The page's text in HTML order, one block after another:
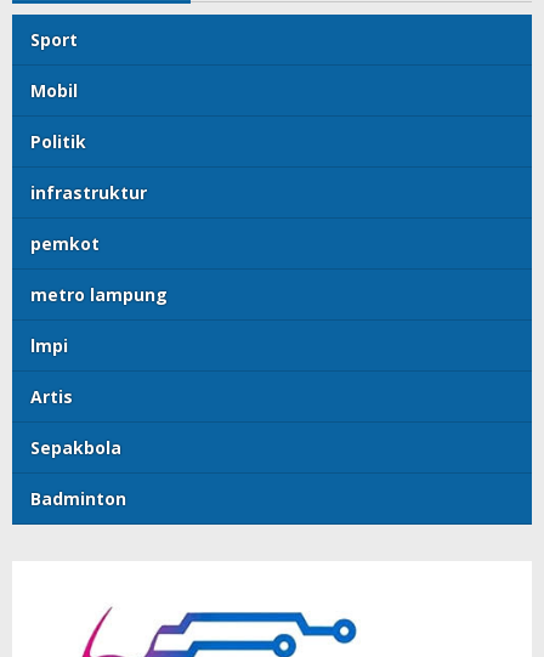
Sport
Mobil
Politik
infrastruktur
pemkot
metro lampung
lmpi
Artis
Sepakbola
Badminton